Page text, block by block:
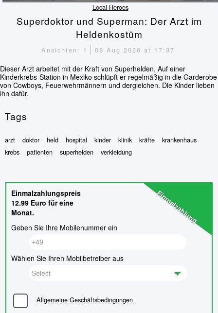
Local Heroes
Superdoktor und Superman: Der Arzt im
Heldenkostüm
Ansichten: 1 08 Aug 2026 at 17:37
Dieser Arzt arbeitet mit der Kraft von Superhelden. Auf einer
Kinderkrebs-Station in Mexiko schlüpft er regelmäßig in die Garderobe
von Cowboys, Feuerwehrmännern und dergleichen. Die Kinder lieben
ihn dafür.
Tags
arzt doktor held hospital kinder klinik kräfte
krankenhaus
krebs
patienten superhelden verkleidung
Einmalzahlung
Einmalzahlungspreis
12.99 Euro für eine
Monat.
Geben Sie Ihre Mobilenummer ein
Wählen Sie Ihren Mobilbetreiber aus
Allgemeine Geschäftsbedingungen